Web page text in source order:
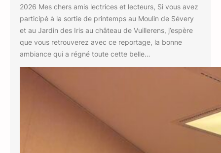
2026 Mes chers amis lectrices et lecteurs, Si vous avez
participé à la sortie de printemps au Moulin de Sévery
et au Jardin des Iris au château de Vuillerens, j’espère
que vous retrouverez avec ce reportage, la bonne
ambiance qui a régné toute cette belle…